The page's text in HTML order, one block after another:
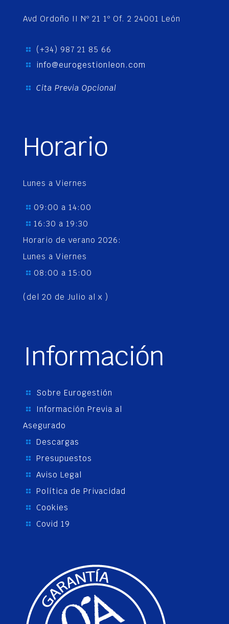
Avd Ordoño II Nº 21 1º Of. 2 24001 León
(+34) 987 21 85 66
info@eurogestionleon.com
Cita Previa Opcional
Horario
Lunes a Viernes
09:00 a 14:00
16:30 a 19:30
Horario de verano 2026:
Lunes a Viernes
08:00 a 15:00
(del 20 de Julio al x )
Información
Sobre Eurogestión
Información Previa al
Asegurado
Descargas
Presupuestos
Aviso Legal
Política de Privacidad
Cookies
Covid 19